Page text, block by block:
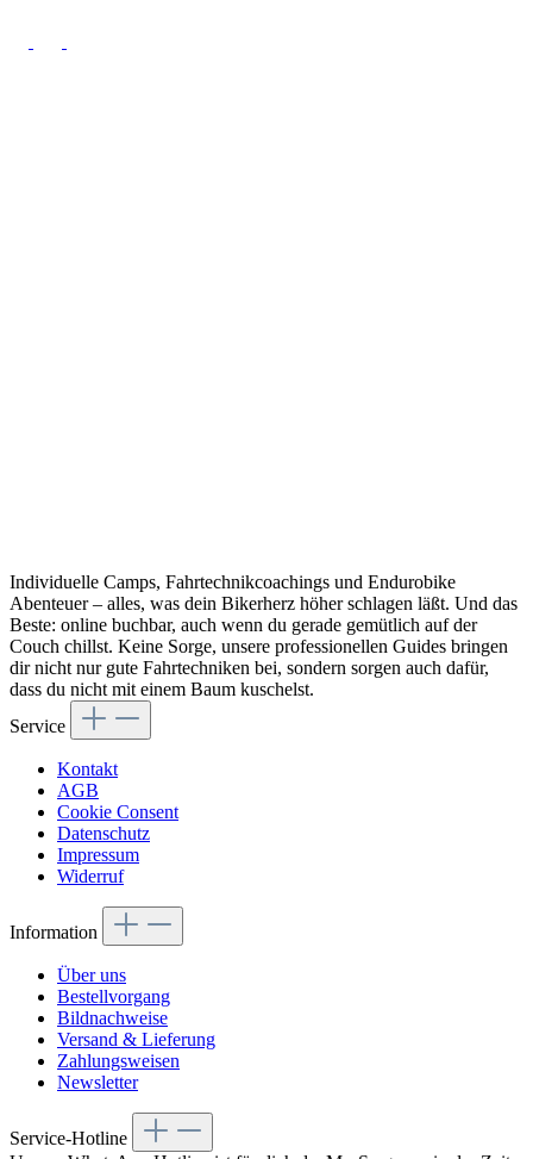
Individuelle Camps, Fahrtechnikcoachings und Endurobike
Abenteuer – alles, was dein Bikerherz höher schlagen läßt. Und das
Beste: online buchbar, auch wenn du gerade gemütlich auf der
Couch chillst. Keine Sorge, unsere professionellen Guides bringen
dir nicht nur gute Fahrtechniken bei, sondern sorgen auch dafür,
dass du nicht mit einem Baum kuschelst.
Service
Kontakt
AGB
Cookie Consent
Datenschutz
Impressum
Widerruf
Information
Über uns
Bestellvorgang
Bildnachweise
Versand & Lieferung
Zahlungsweisen
Newsletter
Service-Hotline